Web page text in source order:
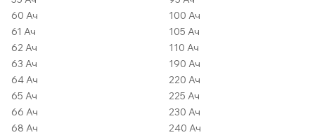
60 Ач
61 Ач
62 Ач
63 Ач
64 Ач
65 Ач
66 Ач
68 Ач
100 Ач
105 Ач
110 Ач
190 Ач
220 Ач
225 Ач
230 Ач
240 Ач